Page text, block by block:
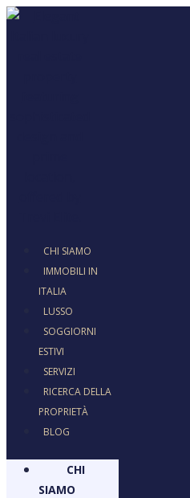
CHI SIAMO
IMMOBILI IN
ITALIA
LUSSO
SOGGIORNI
ESTIVI
SERVIZI
RICERCA DELLA
PROPRIETÀ
BLOG
CHI
SIAMO